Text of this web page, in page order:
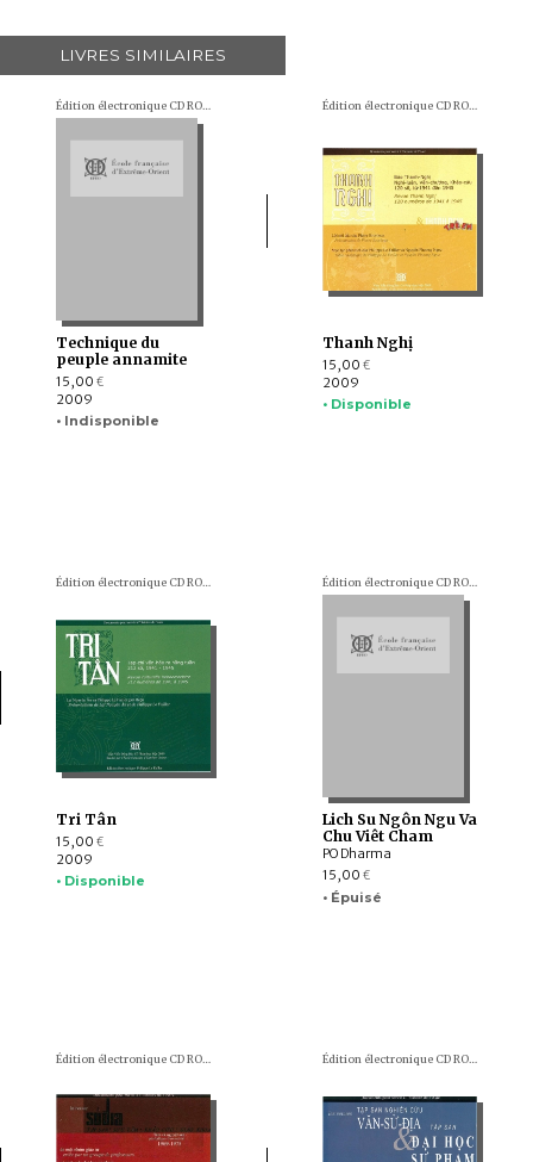
LIVRES SIMILAIRES
Édition électronique CD ROM
Technique du
peuple annamite
15,00 €
2009
• Indisponible
Édition électronique CD ROM
Thanh Nghị
15,00 €
2009
• Disponible
Édition électronique CD ROM
Tri Tân
15,00 €
2009
• Disponible
Édition électronique CD ROM
Lich Su Ngôn Ngu Va
Chu Viêt Cham
PO Dharma
15,00 €
• Épuisé
Édition électronique CD ROM Édition électronique CD ROM